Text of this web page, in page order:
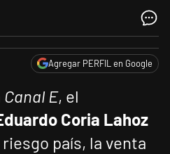
Agregar PERFIL en Google
Canal E, el
Coria Lahoz
país, la venta